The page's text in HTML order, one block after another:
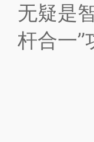
无疑是
杆合一”